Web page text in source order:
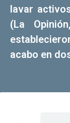
lavar
(La
acabo en